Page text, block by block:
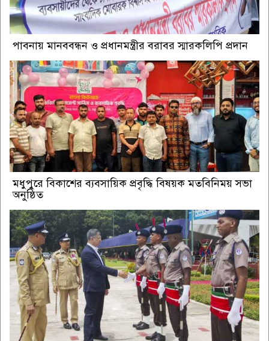
পাবনায় মানববন্ধন ও প্রধানমন্ত্রীর বরাবর স্মারকলিপি প্রদান
মধুপুরে বিকাশের ব্যবসায়িক প্রবৃদ্ধি বিষয়ক মতবিনিময় সভা
অনুষ্ঠিত